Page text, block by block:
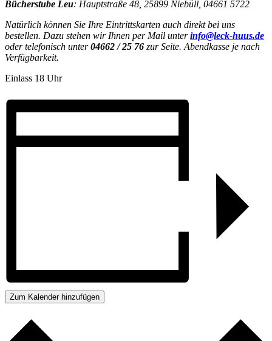
Bücherstube Leu: Hauptstraße 48, 25899 Niebüll, 04661 5722
Natürlich können Sie Ihre Eintrittskarten auch direkt bei uns
bestellen. Dazu stehen wir Ihnen per Mail unterinfo@leck-huus.de
oder telefonisch unter04662 / 25 76 zur Seite. Abendkasse je nach
Verfügbarkeit.
Einlass 18 Uhr
Zum Kalender hinzufügen